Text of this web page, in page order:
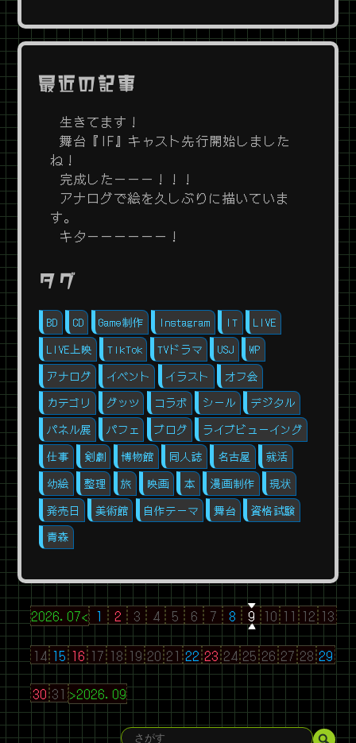
最近の記事
生きてます！
舞台『IF』キャスト先行開始しました
ね！
完成したーーー！！！
アナログで絵を久しぶりに描いていま
す。
キターーーーーー！
タグ
BD CD Game制作 Instagram IT
LIVE
LIVE上映
TikTok TVドラマ USJ
WP
アナログ
イベント イラスト
オフ会
カテゴリ
グッツ コラボ シール
デジタル
パネル展
パフェ ブログ
ライブビューイング
仕事
剣劇 博物館 同人誌 名古屋
就活
幼絵
整理 旅 映画 本 漫画制作
現状
発売日
美術館 自作テーマ 舞台
資格試験
青森
2026.07< 1 2 3 4 5 6 7 8 9 10 11 12 13
14 15 16 17 18 19 20 21 22 23 24 25 26 27 28 29
30 31 >2026.09